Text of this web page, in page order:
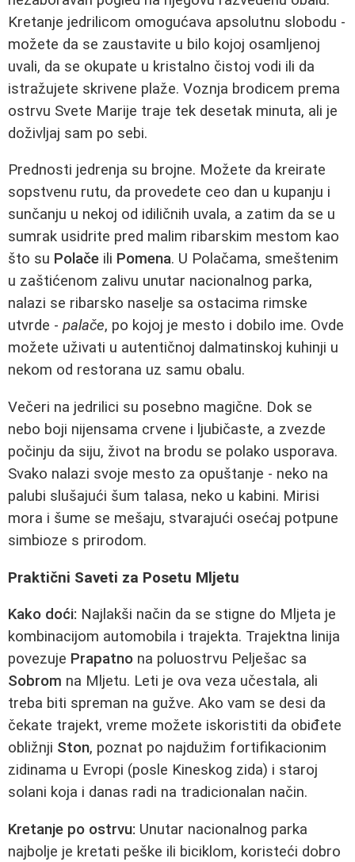
Kretanje jedrilicom omogućava apsolutnu slobodu -
možete da se zaustavite u bilo kojoj osamljenoj
uvali, da se okupate u kristalno čistoj vodi ili da
istražujete skrivene plaže. Voznja brodicem prema
ostrvu Svete Marije traje tek desetak minuta, ali je
doživljaj sam po sebi.
Prednosti jedrenja su brojne. Možete da kreirate
sopstvenu rutu, da provedete ceo dan u kupanju i
sunčanju u nekoj od idiličnih uvala, a zatim da se u
sumrak usidrite pred malim ribarskim mestom kao
što su Polače ili Pomena. U Polačama, smeštenim
u zaštićenom zalivu unutar nacionalnog parka,
nalazi se ribarsko naselje sa ostacima rimske
utvrde - palače, po kojoj je mesto i dobilo ime. Ovde
možete uživati u autentičnoj dalmatinskoj kuhinji u
nekom od restorana uz samu obalu.
Večeri na jedrilici su posebno magične. Dok se
nebo boji nijensama crvene i ljubičaste, a zvezde
počinju da siju, život na brodu se polako usporava.
Svako nalazi svoje mesto za opuštanje - neko na
palubi slušajući šum talasa, neko u kabini. Mirisi
mora i šume se mešaju, stvarajući osećaj potpune
simbioze s prirodom.
Praktični Saveti za Posetu Mljetu
Kako doći: Najlakši način da se stigne do Mljeta je
kombinacijom automobila i trajekta. Trajektna linija
povezuje Prapatno na poluostrvu Pelješac sa
Sobrom na Mljetu. Leti je ova veza učestala, ali
treba biti spreman na gužve. Ako vam se desi da
čekate trajekt, vreme možete iskoristiti da obiđete
obližnji Ston, poznat po najdužim fortifikacionim
zidinama u Evropi (posle Kineskog zida) i staroj
solani koja i danas radi na tradicionalan način.
Kretanje po ostrvu: Unutar nacionalnog parka
najbolje je kretati peške ili biciklom, koristeći dobro